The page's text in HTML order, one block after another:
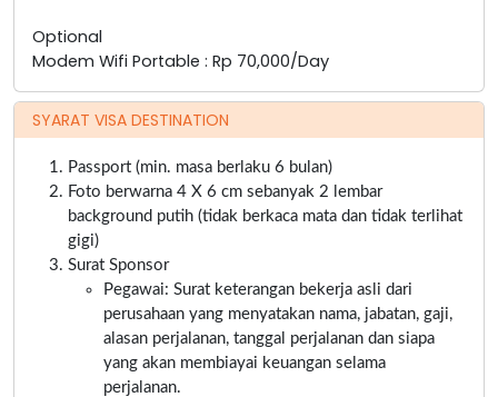
Optional
Modem Wifi Portable : Rp 70,000/Day
SYARAT VISA DESTINATION
Passport (min. masa berlaku 6 bulan)
Foto berwarna 4 X 6 cm sebanyak 2 lembar
background putih (tidak berkaca mata dan tidak terlihat
gigi)
Surat Sponsor
Pegawai: Surat keterangan bekerja asli dari
perusahaan yang menyatakan nama, jabatan, gaji,
alasan perjalanan, tanggal perjalanan dan siapa
yang akan membiayai keuangan selama
perjalanan.